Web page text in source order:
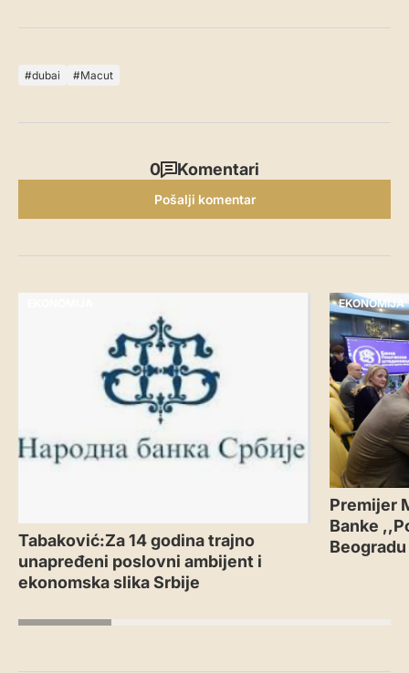
dubai Macut
0 Komentari
Pošalji komentar
Tabaković:Za 14 godina trajno
unapređeni poslovni ambijent i
ekonomska slika Srbije
EKONOMIJA
Premijer
Banke
Beogradu